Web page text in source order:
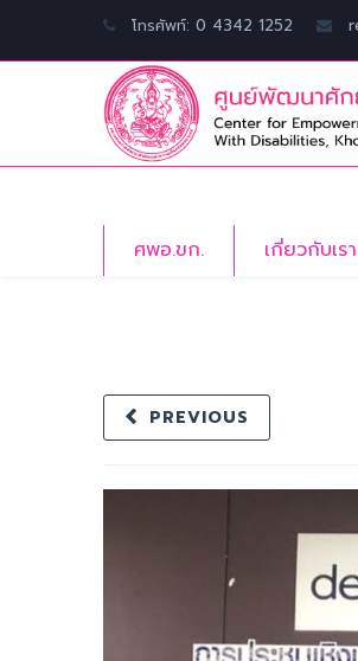
โทรศัพท์: 0 4342 1252
ศพอ.ขก. เกี่ยวกับเรา
PREVIOUS